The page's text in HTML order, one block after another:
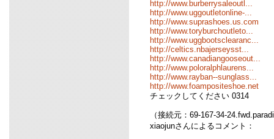
http://www.burberrysaleoutl...
http://www.uggoutletonline-...
http://www.suprashoes.us.com
http://www.toryburchoutleto...
http://www.uggbootsclearanc...
http://celtics.nbajerseysst...
http://www.canadiangooseout...
http://www.poloralphlaurens...
http://www.rayban--sunglass...
http://www.foampositeshoe.net
チェックしてください 0314
（接続元：69-167-34-
xiaojunさんによるコメント：